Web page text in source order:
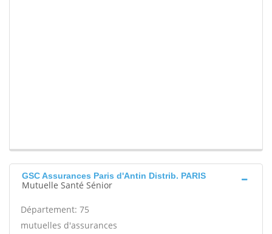
GSC Assurances Paris d'Antin Distrib. PARIS
Mutuelle Santé Sénior
Département: 75
mutuelles d'assurances